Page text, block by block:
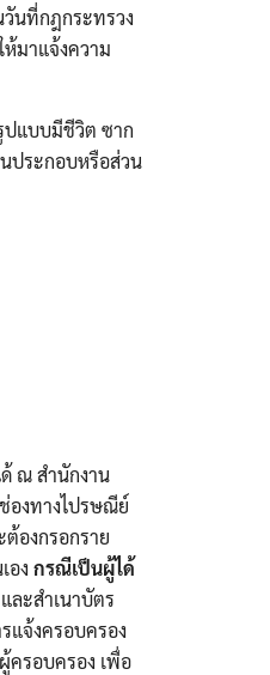
นที่กฎกระทรวง
มาแจ้งความ
ปแบบมีชีวิต ซาก
ประกอบหรือส่วน
ณ สำนักงาน
องทางไปรษณีย์
องกรอกราย
อง กรณีเป็นผู้ได้
ละสำเนาบัตร
แจ้งครอบครอง
ครอบครอง เพื่อ